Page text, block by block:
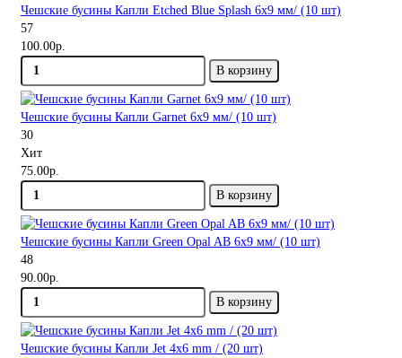
Чешские бусины Капли Etched Blue Splash 6x9 мм/ (10 шт)
57
100.00р.
В корзину
Чешские бусины Капли Garnet 6x9 мм/ (10 шт)
30
Хит
75.00р.
В корзину
Чешские бусины Капли Green Opal AB 6x9 мм/ (10 шт)
48
90.00р.
В корзину
Чешские бусины Капли Jet 4x6 mm / (20 шт)